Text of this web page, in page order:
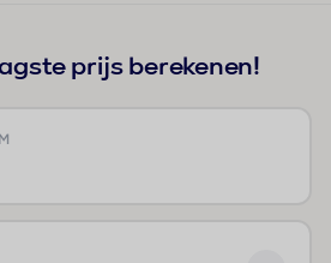
prijs berekenen!